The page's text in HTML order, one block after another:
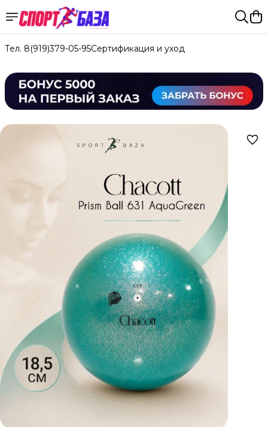
Тел. 8(919)379-05-95Сертификация и уход